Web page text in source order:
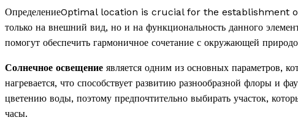
ОпределениеOptimal location is crucial for the establishment
только на внешний вид, но и на функциональность данного
помогут обеспечить гармоничное сочетание с окружающей
Солнечное освещение является одним из основных параметров,
нагревается, что способствует развитию разнообразной флоры и
цветению воды, поэтому предпочтительно выбирать участок,
часы.